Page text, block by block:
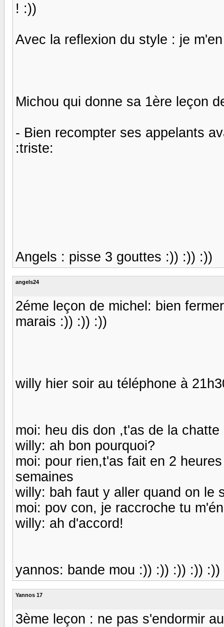
! :))
Avec la reflexion du style : je
Michou qui donne sa 1ère leçon
- Bien recompter ses appelants
:triste:
Angels : pisse 3 gouttes :)) :)) :))
angels24
2éme leçon de michel: bien
marais :)) :)) :))
willy hier soir au téléphone à
moi: heu dis don ,t'as de la chatte
willy: ah bon pourquoi?
moi: pour rien,t'as fait en 2
semaines
willy: bah faut y aller quand on le
moi: pov con, je raccroche tu
willy: ah d'accord!
yannos: bande mou :)) :)) :)) :)) :))
Yannos 17
3ème leçon : ne pas s'endormir